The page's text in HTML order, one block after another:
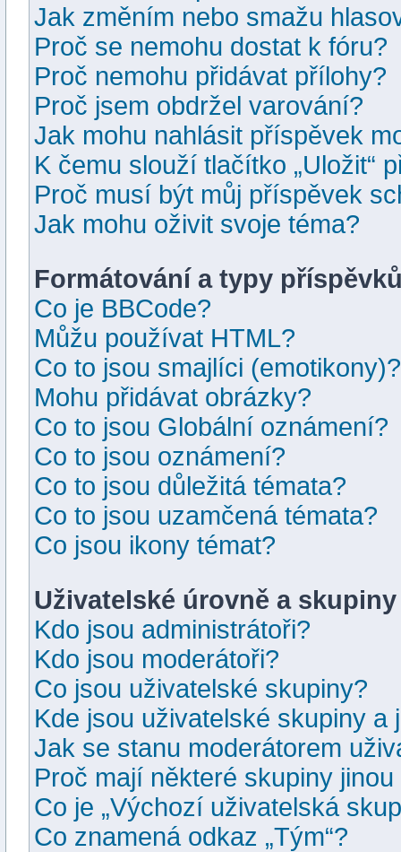
Jak změním nebo smažu
Proč se nemohu dostat k fóru?
Proč nemohu přidávat přílohy?
Proč jsem obdržel varování?
Jak mohu nahlásit příspěvek
K čemu slouží tlačítko „Uložit“
Proč musí být můj příspěvek
Jak mohu oživit svoje téma?
Formátování a typy
Co je BBCode?
Můžu používat HTML?
Co to jsou smajlíci (emotikony)?
Mohu přidávat obrázky?
Co to jsou Globální oznámení?
Co to jsou oznámení?
Co to jsou důležitá témata?
Co to jsou uzamčená témata?
Co jsou ikony témat?
Uživatelské úrovně a skupiny
Kdo jsou administrátoři?
Kdo jsou moderátoři?
Co jsou uživatelské skupiny?
Kde jsou uživatelské skupiny
Jak se stanu moderátorem
Proč mají některé skupiny
Co je „Výchozí uživatelská
Co znamená odkaz „Tým“?